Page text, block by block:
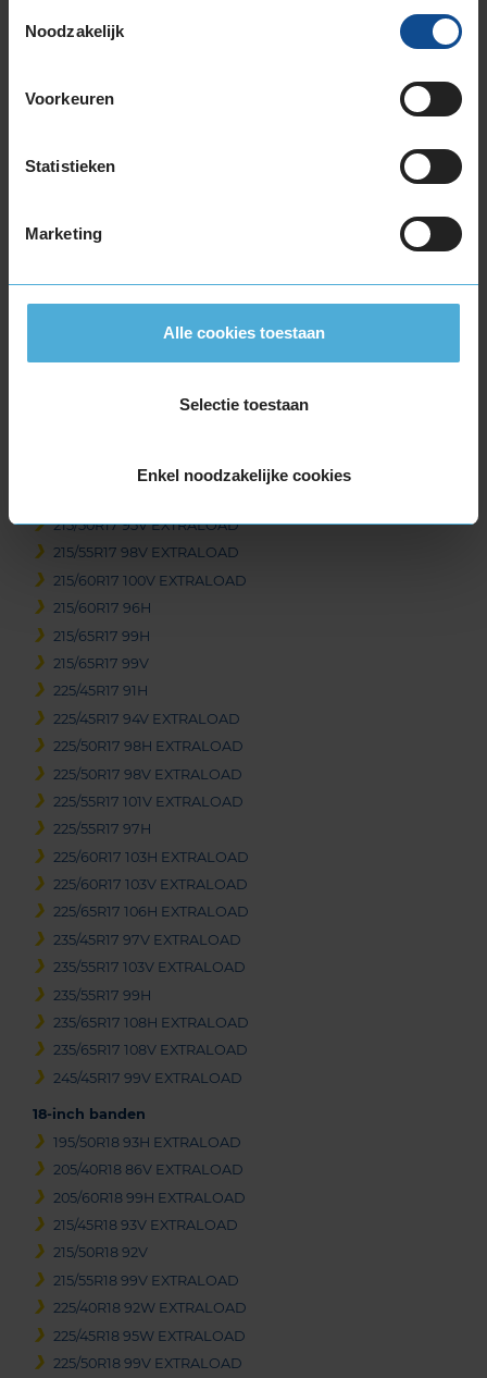
Noodzakelijk
Voorkeuren
Statistieken
Marketing
Alle cookies toestaan
Selectie toestaan
Enkel noodzakelijke cookies
Item
3
205/50R17 93H EXTRALOAD
205/50R17 93V EXTRALOAD
205/55R17 91H
215/40R17 87V EXTRALOAD
215/50R17 95V EXTRALOAD
215/55R17 98V EXTRALOAD
215/60R17 100V EXTRALOAD
215/60R17 96H
215/65R17 99H
215/65R17 99V
225/45R17 91H
225/45R17 94V EXTRALOAD
225/50R17 98H EXTRALOAD
225/50R17 98V EXTRALOAD
225/55R17 101V EXTRALOAD
225/55R17 97H
225/60R17 103H EXTRALOAD
225/60R17 103V EXTRALOAD
225/65R17 106H EXTRALOAD
235/45R17 97V EXTRALOAD
235/55R17 103V EXTRALOAD
235/55R17 99H
235/65R17 108H EXTRALOAD
235/65R17 108V EXTRALOAD
245/45R17 99V EXTRALOAD
18-inch banden
195/50R18 93H EXTRALOAD
205/40R18 86V EXTRALOAD
205/60R18 99H EXTRALOAD
215/45R18 93V EXTRALOAD
215/50R18 92V
215/55R18 99V EXTRALOAD
225/40R18 92W EXTRALOAD
225/45R18 95W EXTRALOAD
225/50R18 99V EXTRALOAD